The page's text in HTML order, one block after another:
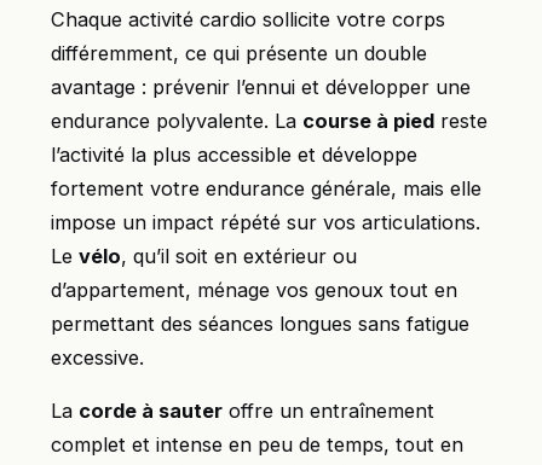
Chaque activité cardio sollicite votre corps
différemment, ce qui présente un double
avantage : prévenir l’ennui et développer une
endurance polyvalente. La course à pied reste
l’activité la plus accessible et développe
fortement votre endurance générale, mais elle
impose un impact répété sur vos articulations.
Le vélo, qu’il soit en extérieur ou
d’appartement, ménage vos genoux tout en
permettant des séances longues sans fatigue
excessive.
La corde à sauter offre un entraînement
complet et intense en peu de temps, tout en